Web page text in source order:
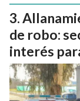
de robo:
interés